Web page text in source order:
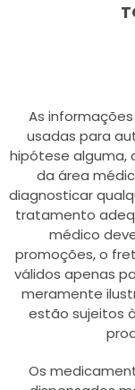
As
usadas para
hipótese alguma,
da área
diagnosticar
tratamento
médico
promoções, o
válidos apenas
meramente
estão sujeitos
Os